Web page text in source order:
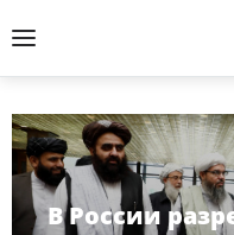
В России